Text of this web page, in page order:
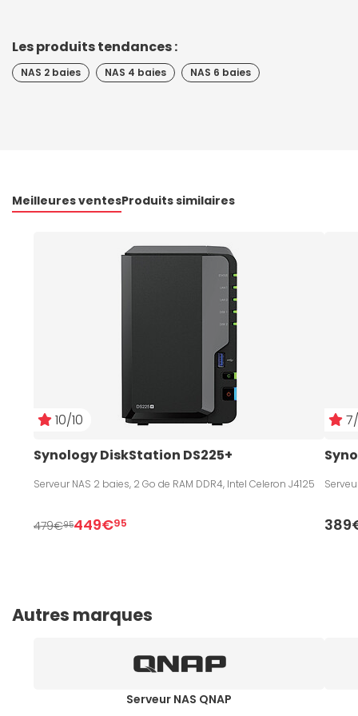
Les produits tendances :
NAS 2 baies NAS 4 baies NAS 6 baies
Meilleures ventesProduits similaires
10/10
Synology DiskStation DS225+
Serveur NAS 2 baies, 2 Go de RAM DDR4, Intel Celeron J4125
479€95449€95
Autres marques
Serveur NAS QNAP